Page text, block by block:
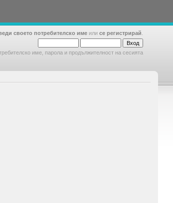
своето потребителско име или се регистрирай
име, парола и продължителност на сесията